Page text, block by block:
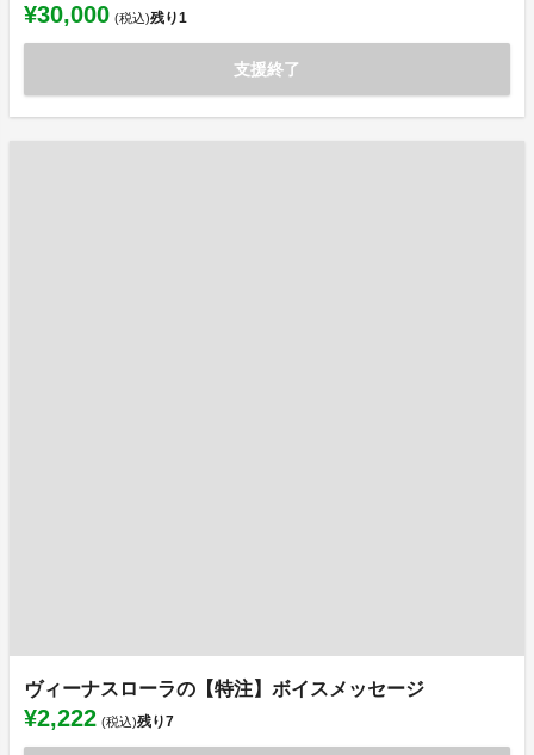
¥30,000 (税込)残り1
支援終了
ヴィーナスローラの【特注】ボイスメッセージ
¥2,222 (税込)残り7